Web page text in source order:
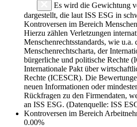
Es wird die Gewichtung
dargestellt, die laut ISS ESG in
Kontroversen im Bereich
Hierzu zählen Verletzungen
Menschenrechtsstandards, wie u.a.
Menschenrechtscharta, der
bürgerliche und politische Rechte
Internationale Pakt über
Rechte (ICESCR). Die
neuen Informationen oder
Rückfragen zu den Firmendaten,
an ISS ESG. (Datenquelle: ISS
Kontroversen im Bereich
0.00%